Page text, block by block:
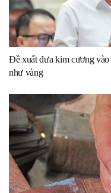
Đề xuất đưa kim cương vào
như vàng